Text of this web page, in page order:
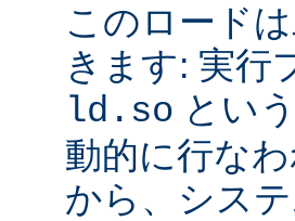
このロード
きます: 実行
ld.so とい
動的に行な
から、シス